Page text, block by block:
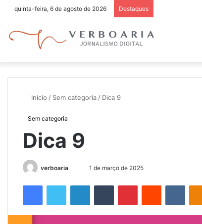
quinta-feira, 6 de agosto de 2026 Destaques
Início / Sem categoria / Dica 9
Sem categoria
Dica 9
verboaria
Mande1 de março de 2025
FacebookTwitter LinkedinTumblr PinterestReddit VK